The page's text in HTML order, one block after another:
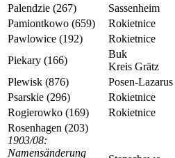
Palendzie (267) Sassenheim
Pamiontkowo (659)
Rokietnice
Pawlowice (192)
Rokietnice
Piekary (166)
Buk
Kreis Grätz
Plewisk (876)
Posen-Lazarus
Psarskie (296)
Rokietnice
Rogierowko (169)
Rokietnice
Rosenhagen (203)
1903/08:
Namensänderung